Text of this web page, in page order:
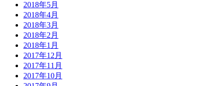
2018年5月
2018年4月
2018年3月
2018年2月
2018年1月
2017年12月
2017年11月
2017年10月